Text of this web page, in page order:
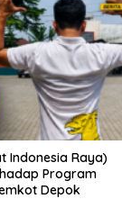
Indonesia Raya)
Program
Depok